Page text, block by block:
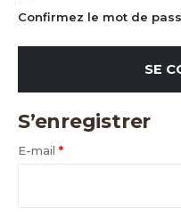
Confirmez le mot de
SE
S’enregistrer
E-mail *